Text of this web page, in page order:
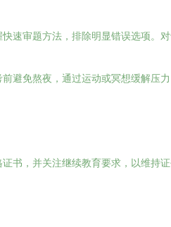
速审题方法，排除明显错误选项。
避免熬夜，通过运动或冥想缓解压
书，并关注继续教育要求，以维持